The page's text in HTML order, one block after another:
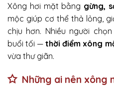
Xông hơi mặt bằng gừng,
mộc giúp cơ thể thả lỏng,
chịu hơn. Nhiều người
buổi tối —thời điểm xông
vừa thư giãn.
Những ai nên xông